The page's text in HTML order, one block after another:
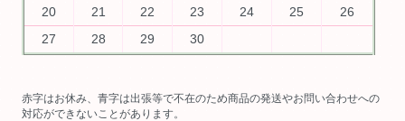
20
21 22 23 24 25
26
27
28 29 30
赤字はお休み、青字は出張等で不在のため商品の発送やお問い合わせへの
対応ができないことがあります。